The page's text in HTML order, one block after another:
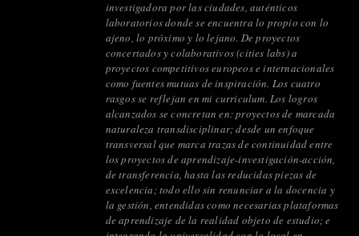
investigadora por las ciudades, auténticos
laboratorios donde se encuentra lo propio con lo
ajeno, lo próximo y lo lejano. De proyectos
concertados y colaborativos (cities labs) a
proyectos competitivos europeos e internacionales
como fuentes mutuas de inspiración. Los cuatro
rasgos se reflejan en mi curriculum. Los logros
alcanzados se concretan en: proyectos de marcada
naturaleza transdisciplinar; desde un enfoque
transversal que marca trazas de continuidad entre
los proyectos de aprendizaje-investigación-acción,
de transferencia, hasta las reducidas piezas de
excelencia; todo ello sin renunciar a la docencia y
la gestión, entendidas como necesarias plataformas
de aprendizaje de la realidad objeto de estudio; e